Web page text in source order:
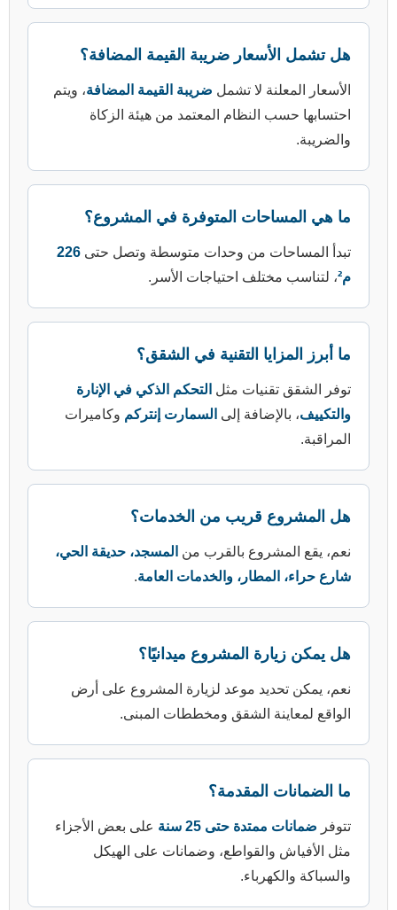
ضريبة القيمة المضافة؟
لا تشملضريبة القيمة المضافة ، ويتم
المعتمد من هيئة الزكاة
المتوفرة في المشروع؟
من وحدات متوسطة وتصل حتى226
احتياجات الأسر.
التقنية في الشقق؟
مثلالتحكم الذكي في الإنارة
إلى السمارت إنتركموكاميرات
قريب من الخدمات؟
بالقرب من المسجد، حديقة الحي،
والخدمات العامة.
المشروع ميدانيًا؟
موعد لزيارة المشروع على أرض
الشقق ومخططات المبنى.
حتى 25 سنة
على بعض الأجزاء
وضمانات على الهيكل